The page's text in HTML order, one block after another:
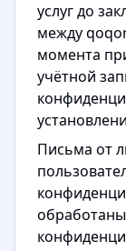
услуг до
между
момента
учётной
Письма от
обработаны